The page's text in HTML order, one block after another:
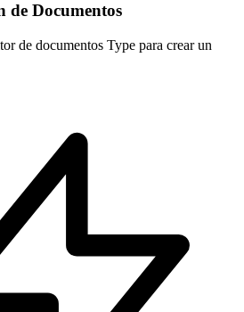
de Documentos
de documentos Type para crear un